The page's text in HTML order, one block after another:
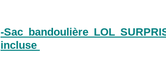
-Sac bandoulière LOL
incluse